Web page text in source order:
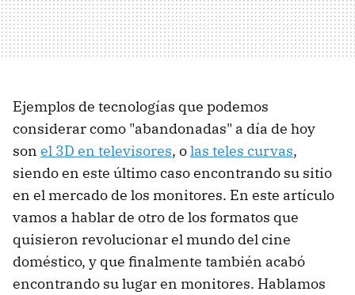
Ejemplos de tecnologías que podemos
considerar como "abandonadas" a día de hoy
son el 3D en televisores, olas teles curvas,
siendo en este último caso encontrando su sitio
en el mercado de los monitores. En este artículo
vamos a hablar de otro de los formatos que
quisieron revolucionar el mundo del cine
doméstico, y que finalmente también acabó
encontrando su lugar en monitores. Hablamos